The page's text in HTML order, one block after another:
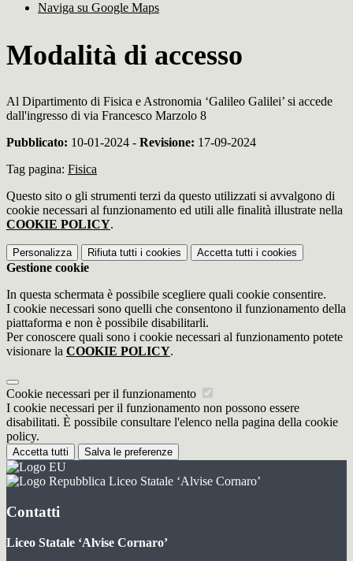
Naviga su Google Maps
Modalità di accesso
Al Dipartimento di Fisica e Astronomia ‘Galileo Galilei’ si accede
dall'ingresso di via Francesco Marzolo 8
Pubblicato: 10-01-2024 - Revisione: 17-09-2024
Tag pagina: Fisica
Questo sito o gli strumenti terzi da questo utilizzati si avvalgono di
cookie necessari al funzionamento ed utili alle finalità illustrate nella
COOKIE POLICY.
Personalizza Rifiuta tutti i cookies Accetta tutti i cookies
Gestione cookie
In questa schermata è possibile scegliere quali cookie consentire.
I cookie necessari sono quelli che consentono il funzionamento della
piattaforma e non è possibile disabilitarli.
Per conoscere quali sono i cookie necessari al funzionamento potete
visionare la COOKIE POLICY.
Cookie necessari per il funzionamento
I cookie necessari per il funzionamento non possono essere
disabilitati. È possibile consultare l'elenco nella pagina della cookie
policy.
Accetta tutti Salva le preferenze
Liceo Statale ‘Alvise Cornaro’
Contatti
Liceo Statale ‘Alvise Cornaro’